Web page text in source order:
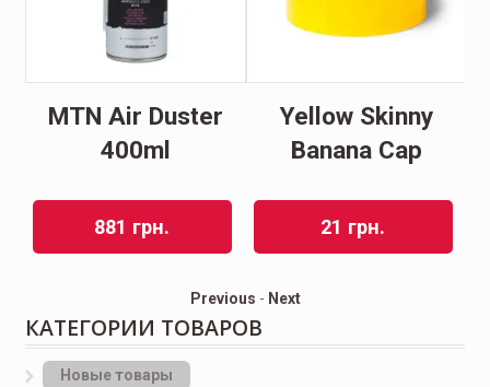
MTN Air Duster
400ml
881 грн.
Yellow Skinny
Banana Cap
21 грн.
Previous - Next
КАТЕГОРИИ ТОВАРОВ
Новые товары